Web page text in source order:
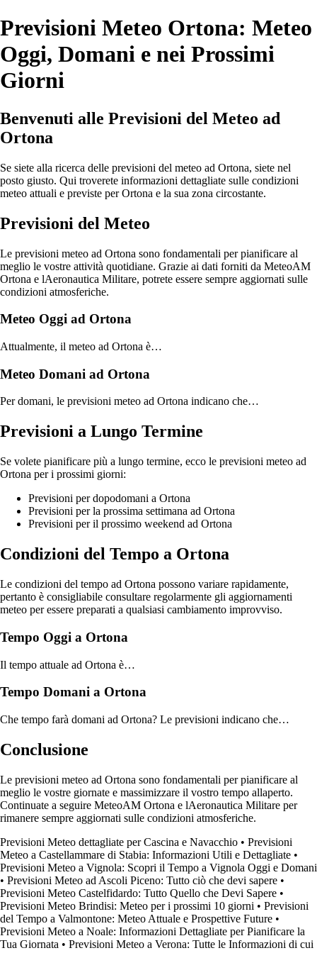
Previsioni Meteo Ortona: Meteo
Oggi, Domani e nei Prossimi
Giorni
Benvenuti alle Previsioni del Meteo ad
Ortona
Se siete alla ricerca delle previsioni del meteo ad Ortona, siete nel
posto giusto. Qui troverete informazioni dettagliate sulle condizioni
meteo attuali e previste per Ortona e la sua zona circostante.
Previsioni del Meteo
Le previsioni meteo ad Ortona sono fondamentali per pianificare al
meglio le vostre attività quotidiane. Grazie ai dati forniti da MeteoAM
Ortona e lAeronautica Militare, potrete essere sempre aggiornati sulle
condizioni atmosferiche.
Meteo Oggi ad Ortona
Attualmente, il meteo ad Ortona è…
Meteo Domani ad Ortona
Per domani, le previsioni meteo ad Ortona indicano che…
Previsioni a Lungo Termine
Se volete pianificare più a lungo termine, ecco le previsioni meteo ad
Ortona per i prossimi giorni:
Previsioni per dopodomani a Ortona
Previsioni per la prossima settimana ad Ortona
Previsioni per il prossimo weekend ad Ortona
Condizioni del Tempo a Ortona
Le condizioni del tempo ad Ortona possono variare rapidamente,
pertanto è consigliabile consultare regolarmente gli aggiornamenti
meteo per essere preparati a qualsiasi cambiamento improvviso.
Tempo Oggi a Ortona
Il tempo attuale ad Ortona è…
Tempo Domani a Ortona
Che tempo farà domani ad Ortona? Le previsioni indicano che…
Conclusione
Le previsioni meteo ad Ortona sono fondamentali per pianificare al
meglio le vostre giornate e massimizzare il vostro tempo allaperto.
Continuate a seguire MeteoAM Ortona e lAeronautica Militare per
rimanere sempre aggiornati sulle condizioni atmosferiche.
Previsioni Meteo dettagliate per Cascina e Navacchio • Previsioni
Meteo a Castellammare di Stabia: Informazioni Utili e Dettagliate •
Previsioni Meteo a Vignola: Scopri il Tempo a Vignola Oggi e Domani
• Previsioni Meteo ad Ascoli Piceno: Tutto ciò che devi sapere •
Previsioni Meteo Castelfidardo: Tutto Quello che Devi Sapere •
Previsioni Meteo Brindisi: Meteo per i prossimi 10 giorni • Previsioni
del Tempo a Valmontone: Meteo Attuale e Prospettive Future •
Previsioni Meteo a Noale: Informazioni Dettagliate per Pianificare la
Tua Giornata • Previsioni Meteo a Verona: Tutte le Informazioni di cui